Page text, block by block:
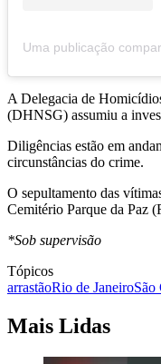
A Delegacia de
(DHNSG) assumiu a
Diligências estão em
circunstâncias do crime.
O sepultamento das
Cemitério Parque da Paz
*Sob supervisão
Tópicos
arrastãoRio de JaneiroSão
Mais Lidas